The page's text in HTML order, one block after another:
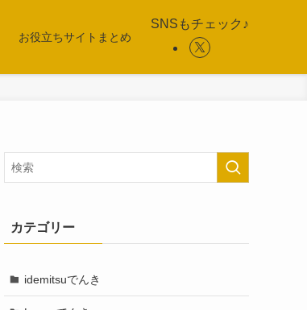
お役立ちサイトまとめ
SNSもチェック♪
カテゴリー
idemitsuでんき